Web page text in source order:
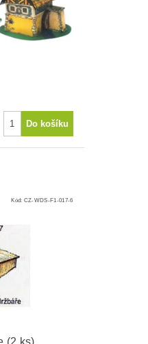
Kód: CZ-WDS-F1-017-6